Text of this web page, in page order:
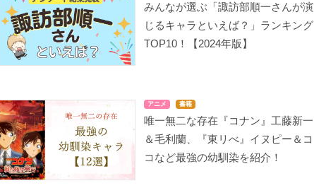
みんなが選ぶ「諏訪部順一さんが演
じるキャラといえば？」ランキング
TOP10！【2024年版】
アニメ 書籍
唯一無二な存在『コナン』工藤新一
＆毛利蘭、『東リべ』イヌピー＆コ
コなど最強の幼馴染を紹介！